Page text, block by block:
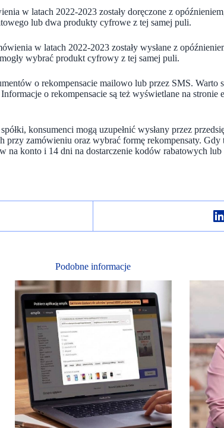
w latach 2022-2023 zostały doręczone z
lub dwa produkty cyfrowe z tej samej puli.
w latach 2022-2023 zostały wysłane z
wybrać produkt cyfrowy z tej samej puli.
o rekompensacie mailowo lub przez SMS. Warto
o rekompensacie są też wyświetlane na
konsumenci mogą uzupełnić wysłany przez
zamówieniu oraz wybrać formę rekompensaty. Gdy
na konto i 14 dni na dostarczenie kodów rabatowych
Podobne informacje